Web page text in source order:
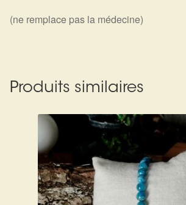
(ne remplace pas la médecine)
Produits similaires